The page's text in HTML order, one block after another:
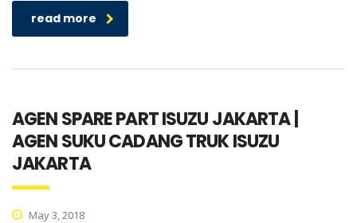
read more
AGEN SPARE PART ISUZU JAKARTA |
AGEN SUKU CADANG TRUK ISUZU
JAKARTA
May 3, 2018